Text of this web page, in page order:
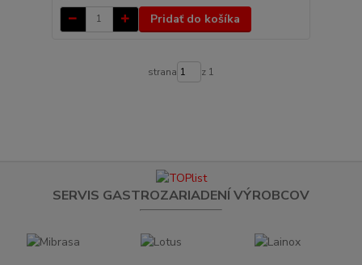
Pridať do košíka
strana z 1
SERVIS GASTROZARIADENÍ VÝROBCOV